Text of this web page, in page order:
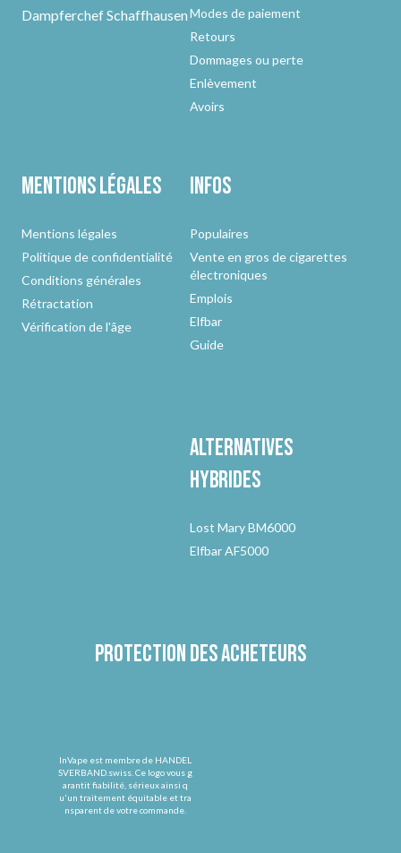
Dampferchef SchaffhausenModes de paiement
Retours
Dommages ou perte
Enlèvement
Avoirs
Mentions légales
Mentions légales
Politique de confidentialité
Conditions générales
Rétractation
Vérification de l'âge
Infos
Populaires
Vente en gros de cigarettes
électroniques
Emplois
Elfbar
Guide
Alternatives
hybrides
Lost Mary BM6000
Elfbar AF5000
Protection des acheteurs
InVape est membre de HANDEL
SVERBAND.swiss. Ce logo vous g
arantit fiabilité, sérieux ainsi q
u'un traitement équitable et tra
nsparent de votre commande.